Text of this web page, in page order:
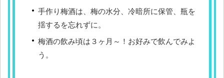
手作り梅酒は、梅の水分、冷暗所に保管、瓶を
揺するを忘れずに。
梅酒の飲み頃は３ヶ月～！お好みで飲んでみよ
う。